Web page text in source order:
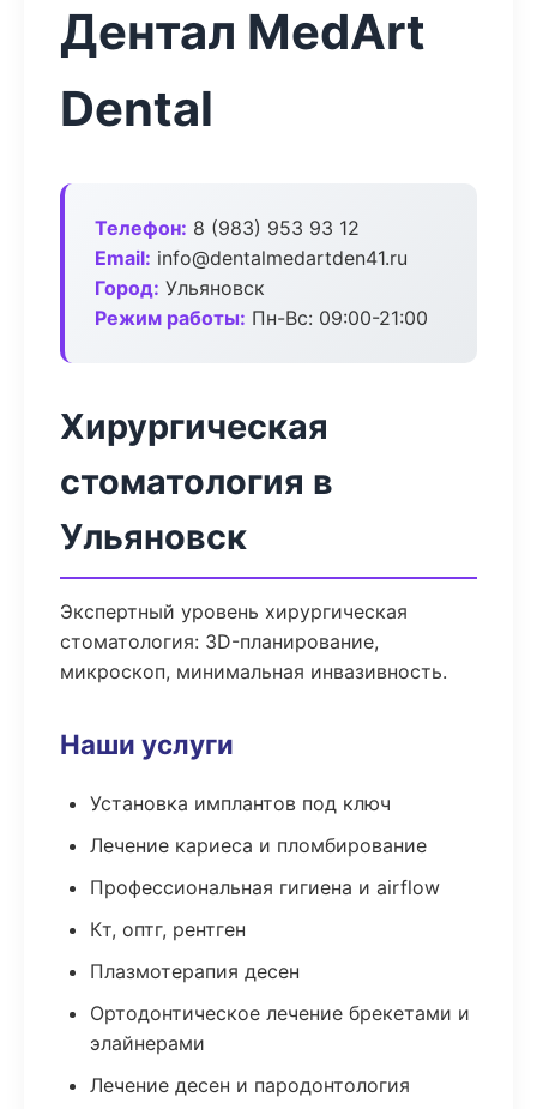
Дентал MedArt
Dental
Телефон: 8 (983) 953 93 12
Email: info@dentalmedartden41.ru
Город: Ульяновск
Режим работы: Пн-Вс: 09:00-21:00
Хирургическая
стоматология в
Ульяновск
Экспертный уровень хирургическая
стоматология: 3D-планирование,
микроскоп, минимальная инвазивность.
Наши услуги
Установка имплантов под ключ
Лечение кариеса и пломбирование
Профессиональная гигиена и airflow
Кт, оптг, рентген
Плазмотерапия десен
Ортодонтическое лечение брекетами и
элайнерами
Лечение десен и пародонтология